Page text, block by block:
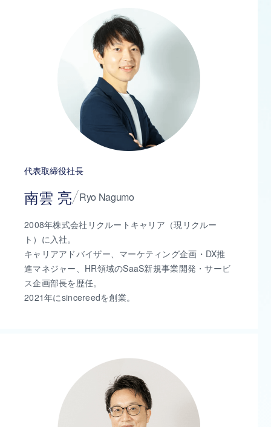
代表取締役社長
南雲 亮 Ryo Nagumo
2008年株式会社リクルートキャリア（現リクルー
ト）に入社。
キャリアアドバイザー、マーケティング企画・DX推
進マネジャー、HR領域のSaaS新規事業開発・サービ
ス企画部長を歴任。
2021年にsincereedを創業。